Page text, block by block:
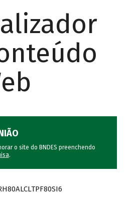
o site do BNDES preenchendo
.